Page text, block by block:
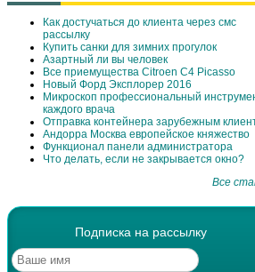
Как достучаться до клиента через смс
рассылку
Купить санки для зимних прогулок
Азартный ли вы человек
Все приемущества Сitroen C4 Picasso
Новый Форд Эксплорер 2016
Микроскоп профессиональный
каждого врача
Отправка контейнера зарубежным
Андорра Москва европейское княжество
Функционал панели администратора
Что делать, если не закрывается окно?
Все
Подписка на рассылку